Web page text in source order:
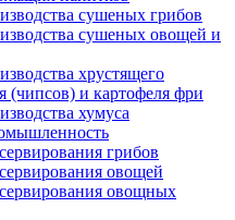
сушеных грибов
сушеных овощей и
хрустящего
(чипсов) и картофеля фри
хумуса
грибов
овощей
овощных